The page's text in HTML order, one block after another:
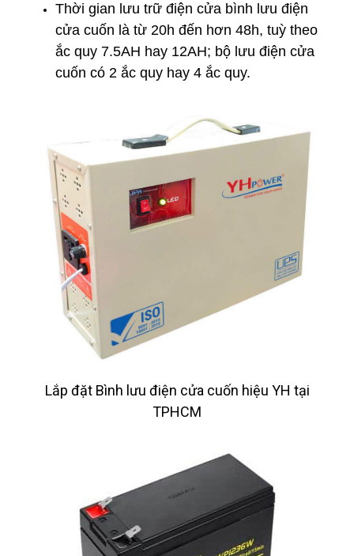
Thời gian lưu trữ điện cửa bình lưu điện
cửa cuốn là từ 20h đến hơn 48h, tuỳ theo
ắc quy 7.5AH hay 12AH; bộ lưu điện cửa
cuốn có 2 ắc quy hay 4 ắc quy.
Lắp đặt Bình lưu điện cửa cuốn hiệu YH tại
TPHCM